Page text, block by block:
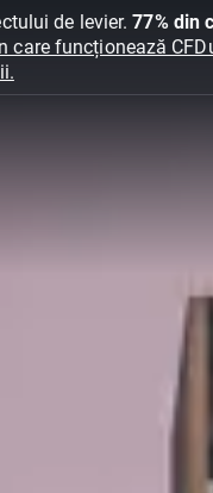
de levier.77% din
care funcționează